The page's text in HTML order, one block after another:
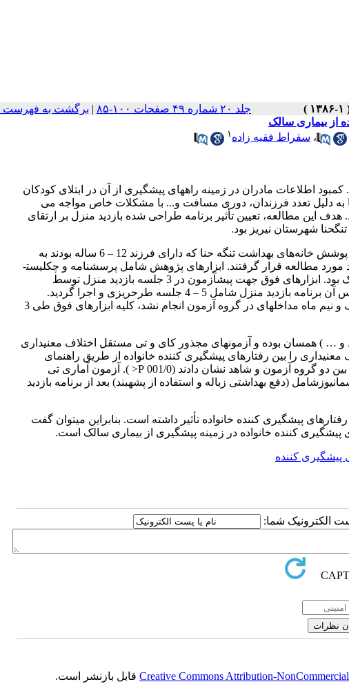
جلد ۲۰ شماره ۴۹ صفحات ۱۰۰-۸۵ | برگشت به فهرست
از بیماری سالک
، سقراط فقیه زاده ۱
اطلاعات مادران در زمینه راه­های پیشگیری از آن در ابتلای کودکان
دلیل تعدد فرزندان، دوری مسافت و... با مشکلات خاص مواجه می
این مطالعه، تعیین تأثیر برنامه طراحی شده بازدید منزل بر ارتقای
شهرستان نی­ریز بود.
این تحقیق مطالعه نیمه­تجربی بود. تعداد 60 خانواده تحت پوشش خانه‌های بهداشت تنگه حنا که دارای فرزند 12 – 6 ساله بودند به
مطالعه قرار گرفتند. ابزارهای پژوهش شامل پرسشنامه و چک­لیست­
های مصاحبه­ و مشاهده­ رفتارهای پیشگیری کننده خانواده از بیماری سالک بود. ابزارهای فوق جهت پیش­آزمون در 3 جلسه بازدید منزل توسط
پژوهشگر و اعضای خانواده تکمیل، سپس یافته­ها تجزیه و تحلیل و بر اساس آن برنامه بازدید منزل شامل 5 – 4 جلسه طرح­ریزی و اجرا گردید.
مداخله طی یک و نیم ماه برای گروه آزمون انجام شد و سپس به مدت یک و نیم ماه مداخله­ای در گروه آزمون انجام نشد، کلیه ابزارهای فوق طی 3
… ) همسان بوده و آزمون­های مجذور کای و تی مستقل اختلاف معنی­داری
را بین رفتارهای پیشگیری کننده خانواده از طریق راهنمای
مصاحبه قبل و بعد از برنامه بازدید منزل در گروه آزمون و بعد از مداخله بین دو گروه آزمون و شاهد نشان دادند (001/0 P< ). آزمون­ آماری تی
(دفع بهداشتی زباله و استفاده از پشه­بند) بعد از برنامه بازدید
پیشگیری کننده خانواده تأثیر داشته است. بنابراین می­توان گفت
کننده خانواده در زمینه پیشگیری از بیماری سالک است.
پیشگیری کننده
الکترونیک شما:
Creative Commons Attribution-قابل بازنشر است.